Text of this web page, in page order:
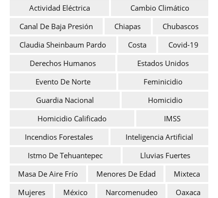
Actividad Eléctrica
Cambio Climático
Canal De Baja Presión
Chiapas
Chubascos
Claudia Sheinbaum Pardo
Costa
Covid-19
Derechos Humanos
Estados Unidos
Evento De Norte
Feminicidio
Guardia Nacional
Homicidio
Homicidio Calificado
IMSS
Incendios Forestales
Inteligencia Artificial
Istmo De Tehuantepec
Lluvias Fuertes
Masa De Aire Frío
Menores De Edad
Mixteca
Mujeres
México Narcomenudeo
Oaxaca